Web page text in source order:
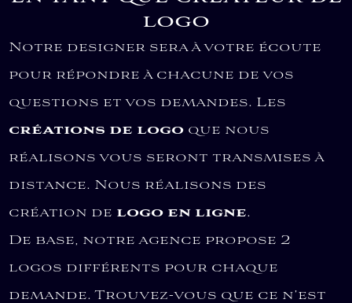
logo
Notre designer sera à votre écoute
pour répondre à chacune de vos
questions et vos demandes. Les
créations de logo que nous
réalisons vous seront transmises à
distance. Nous réalisons des
création de logo en ligne.
De base, notre agence propose 2
logos différents pour chaque
demande. Trouvez-vous que ce n’est